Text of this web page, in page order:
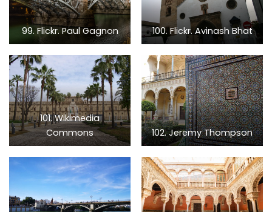
99. Flickr. Paul Gagnon 100. Flickr. Avinash Bhat
101. Wikimedia
Commons
102. Jeremy Thompson